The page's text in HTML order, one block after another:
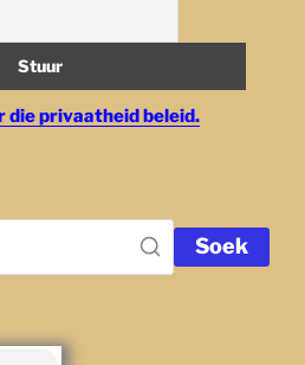
die privaatheid beleid.
Soek